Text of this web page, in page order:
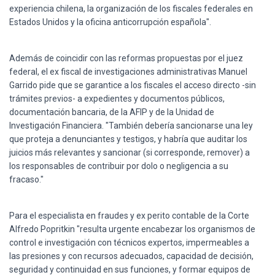
experiencia chilena, la organización de los fiscales federales en
Estados Unidos y la oficina anticorrupción española".
Además de coincidir con las reformas propuestas por el juez
federal, el ex fiscal de investigaciones administrativas Manuel
Garrido pide que se garantice a los fiscales el acceso directo -sin
trámites previos- a expedientes y documentos públicos,
documentación bancaria, de la AFIP y de la Unidad de
Investigación Financiera. "También debería sancionarse una ley
que proteja a denunciantes y testigos, y habría que auditar los
juicios más relevantes y sancionar (si corresponde, remover) a
los responsables de contribuir por dolo o negligencia a su
fracaso."
Para el especialista en fraudes y ex perito contable de la Corte
Alfredo Popritkin "resulta urgente encabezar los organismos de
control e investigación con técnicos expertos, impermeables a
las presiones y con recursos adecuados, capacidad de decisión,
seguridad y continuidad en sus funciones, y formar equipos de